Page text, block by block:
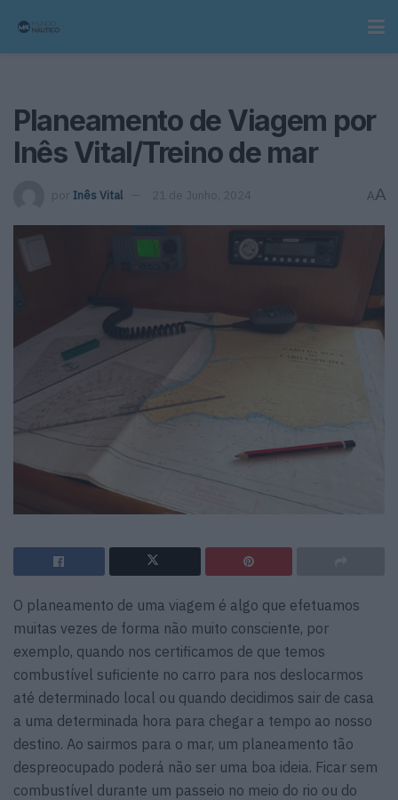
Planeamento de Viagem por
Inês Vital/Treino de mar
por Inês Vital 21 de Junho, 2024 AA
O planeamento de uma viagem é algo que efetuamos
muitas vezes de forma não muito consciente, por
exemplo, quando nos certificamos de que temos
combustível suficiente no carro para nos deslocarmos
até determinado local ou quando decidimos sair de casa
a uma determinada hora para chegar a tempo ao nosso
destino. Ao sairmos para o mar, um planeamento tão
despreocupado poderá não ser uma boa ideia. Ficar sem
combustível durante um passeio no meio do rio ou do